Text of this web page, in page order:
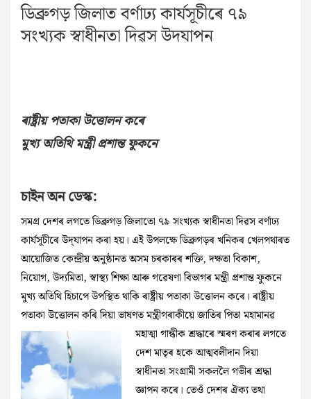
ডিব্রুগড় জিলাত বৰ্ণাঢ্য কাৰ্যসূচীৰে ৭৯
সংখ্যক স্বাধীনতা দিৱস উদযাপন
ৰাষ্ট্ৰীয় পতাকা উত্তোলন কৰে
মুখ্য অতিথি মন্ত্ৰী প্ৰশান্ত ফুকনে
চাইন অন ডেস্ক:
সমগ্ৰ দেশৰ লগতে ডিব্রুগড় জিলাতো ৭৯ সংখ্যক স্বাধীনতা দিৱস বৰ্ণাঢ্য
কাৰ্যসূচীৰে উদ্‌যাপন কৰা হয়। এই উপলক্ষে ডিব্রুগড়ৰ খনিকৰ খেলপথাৰত
আয়োজিত কেন্দ্ৰীয় অনুষ্ঠানত অসম চৰকাৰৰ শক্তি, দক্ষতা বিকাশ,
নিয়োগ, উদ্যমিতা, স্বাস্থ্য শিক্ষা আৰু গৱেষণা বিভাগৰ মন্ত্ৰী প্ৰশান্ত ফুকনে
মুখ্য অতিথি হিচাপে উপস্থিত থাকি ৰাষ্ট্ৰীয় পতাকা উত্তোলন কৰে। ৰাষ্ট্ৰীয়
পতাকা উত্তোলন কৰি দিয়া ভাষণত মন্ত্ৰীগৰাকীয়ে জাতিৰপিতা মহামানৱ
মহাত্মা গান্ধীক শ্ৰদ্ধাৰে স্মৰণ কৰাৰ লগতে
দেশ মাতৃৰ হকে আত্মবলীদান দিয়া
স্বাধীনতা সংগ্রামী সকললৈ গভীৰ শ্রদ্ধা
জ্ঞাপন কৰে। তেওঁ দেশৰ ঐক্য তথা